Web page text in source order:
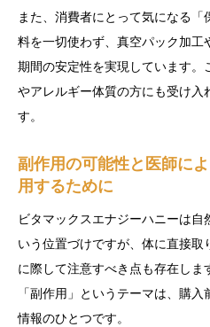
また、消費者にとって気になる
料を一切使わず、真空パック加
期間の安定性を実現しています
やアレルギー体質の方にも受け入
す。
副作用の可能性と医師に
用するために
ビタマックスエナジーハニーは自
いう位置づけですが、体に直接取
に際して注意すべき点も存在し
「副作用」というテーマは、購
情報のひとつです。